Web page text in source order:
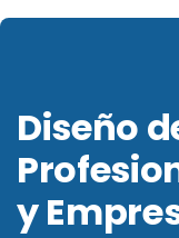
Diseño
y